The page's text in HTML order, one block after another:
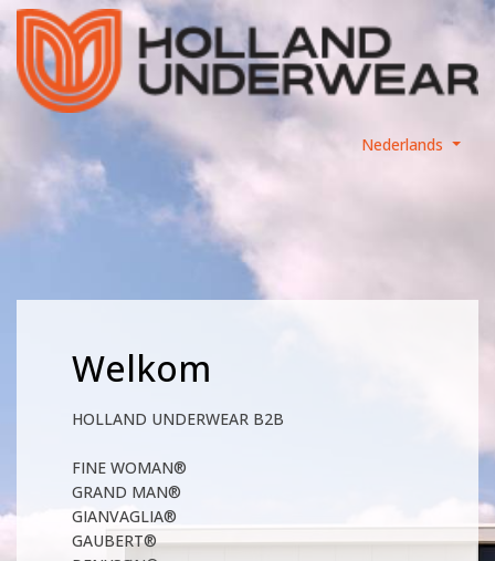
Nederlands
Welkom
HOLLAND UNDERWEAR B2B
FINE WOMAN®
GRAND MAN®
GIANVAGLIA®
GAUBERT®